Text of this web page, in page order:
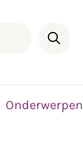
Onderwerpen